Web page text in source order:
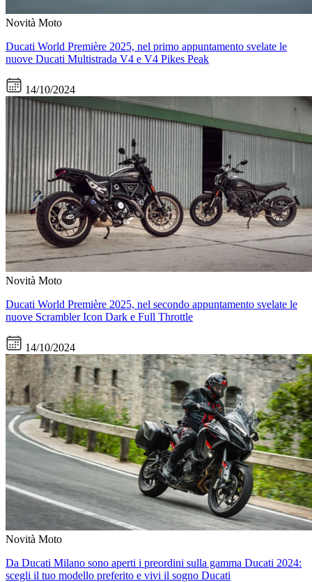
Novità Moto
Ducati World Première 2025, nel primo appuntamento svelate le
nuove Ducati Multistrada V4 e V4 Pikes Peak
14/10/2024
Novità Moto
Ducati World Première 2025, nel secondo appuntamento svelate le
nuove Scrambler Icon Dark e Full Throttle
14/10/2024
Novità Moto
Da Ducati Milano sono aperti i preordini sulla gamma Ducati 2024:
scegli il tuo modello preferito e vivi il sogno Ducati